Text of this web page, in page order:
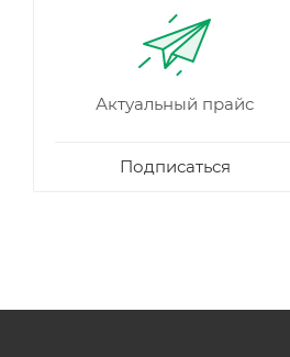
Актуальный прайс
Подписаться